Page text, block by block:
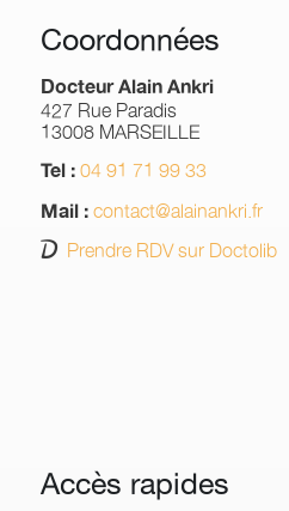
Coordonnées
Docteur Alain Ankri
427 Rue Paradis
13008 MARSEILLE
Tel :04 91 71 99 33
Mail :contact@alainankri.fr
Prendre RDV sur Doctolib
Accès rapides